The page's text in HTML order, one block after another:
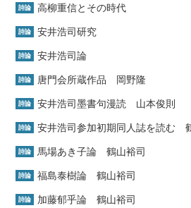
詩論 高柳重信とその時代
詩論 安井浩司研究
詩論 安井浩司論
詩論 唐門会所蔵作品 岡野隆
詩論 安井浩司墨書句漫読 山本俊則
詩論 安井浩司参加初期同人誌を読む
詩論 馬場あき子論 鶴山裕司
詩論 福島泰樹論 鶴山裕司
詩論 加藤郁乎論 鶴山裕司